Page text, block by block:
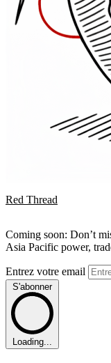
Red Thread
Coming soon: Don’t
Asia Pacific power,
Entrez votre email
S'abonner
Loading...